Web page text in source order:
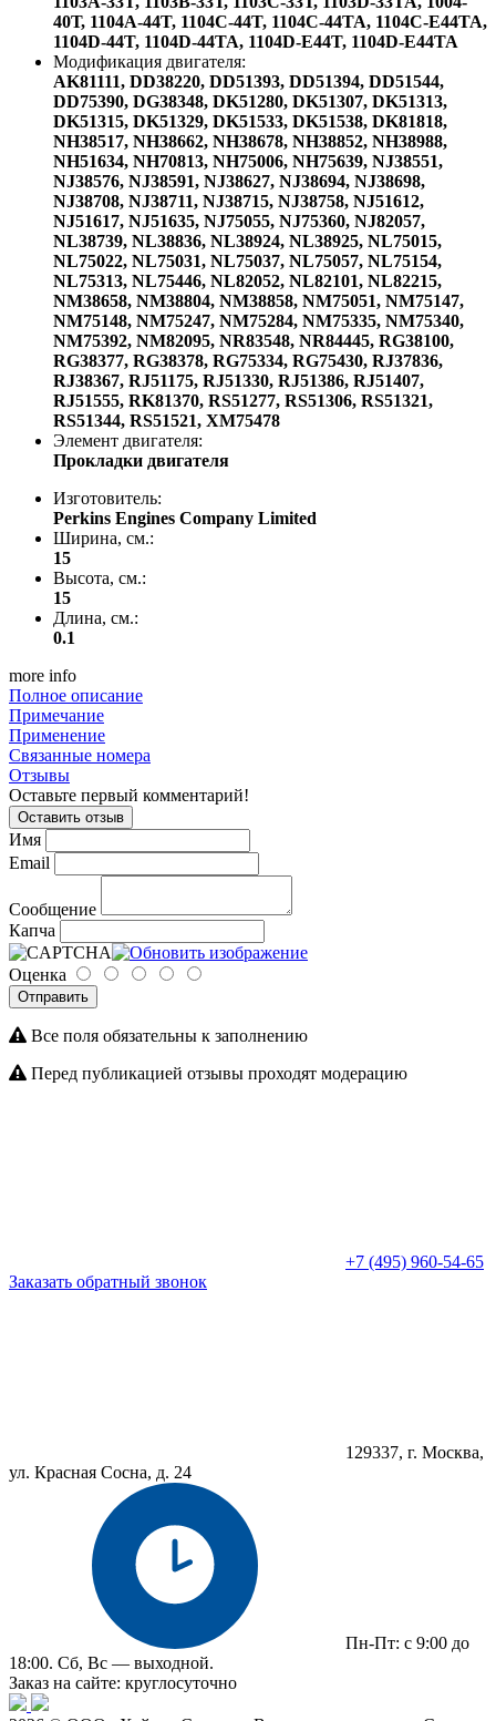
40Т, 1104A-44T, 1104C-44T, 1104C-44TA, 1104C-E44TA,
1104D-44T, 1104D-44TA, 1104D-E44T, 1104D-E44TA
Модификация двигателя:
AK81111, DD38220, DD51393, DD51394, DD51544,
DD75390, DG38348, DK51280, DK51307, DK51313,
DK51315, DK51329, DK51533, DK51538, DK81818,
NH38517, NH38662, NH38678, NH38852, NH38988,
NH51634, NH70813, NH75006, NH75639, NJ38551,
NJ38576, NJ38591, NJ38627, NJ38694, NJ38698,
NJ38708, NJ38711, NJ38715, NJ38758, NJ51612,
NJ51617, NJ51635, NJ75055, NJ75360, NJ82057,
NL38739, NL38836, NL38924, NL38925, NL75015,
NL75022, NL75031, NL75037, NL75057, NL75154,
NL75313, NL75446, NL82052, NL82101, NL82215,
NM38658, NM38804, NM38858, NM75051, NM75147,
NM75148, NM75247, NM75284, NM75335, NM75340,
NM75392, NM82095, NR83548, NR84445, RG38100,
RG38377, RG38378, RG75334, RG75430, RJ37836,
RJ38367, RJ51175, RJ51330, RJ51386, RJ51407,
RJ51555, RK81370, RS51277, RS51306, RS51321,
RS51344, RS51521, XM75478
Элемент двигателя:
Прокладки двигателя
Изготовитель:
Perkins Engines Company Limited
Ширина, см.:
15
Высота, см.:
15
Длина, см.:
0.1
more info
Полное описание
Примечание
Применение
Связанные номера
Отзывы
Оставьте первый комментарий!
Оставить отзыв
Имя
Email
Сообщение
Капча
Оценка
Отправить
Все поля обязательны к заполнению
Перед публикацией отзывы проходят модерацию
+7 (495) 960-54-65
Заказать обратный звонок
129337, г. Москва,
ул. Красная Сосна, д. 24
Пн-Пт: с 9:00 до
18:00. Сб, Вс — выходной.
Заказ на сайте: круглосуточно